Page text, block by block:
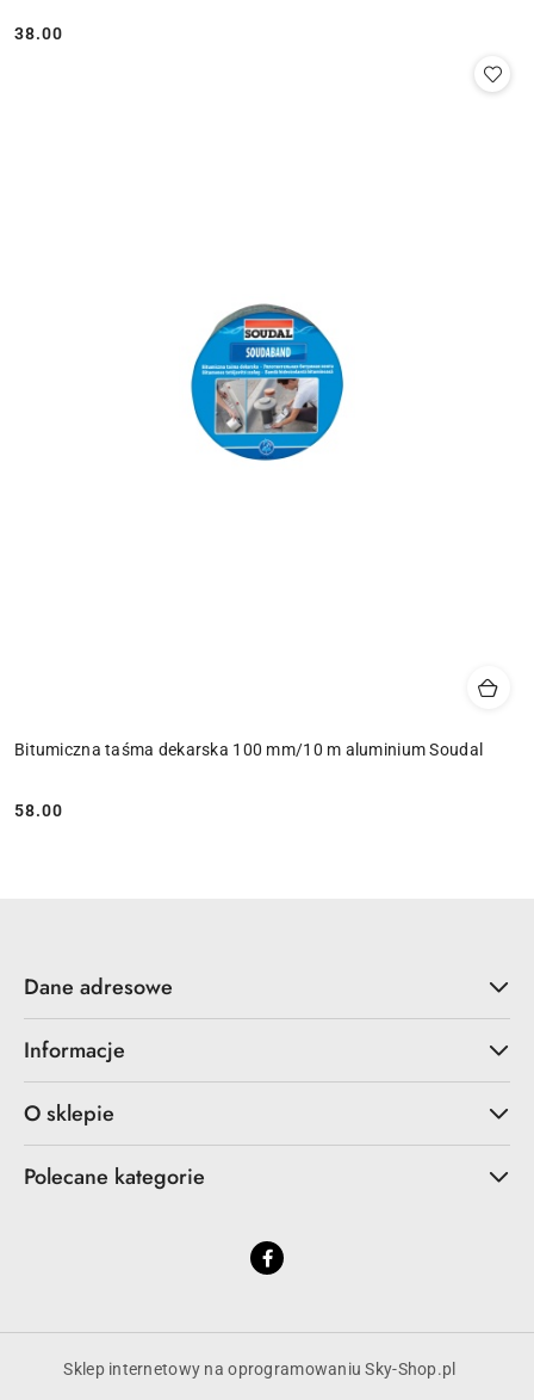
Cena:
38.00
Bitumiczna taśma dekarska 100 mm/10 m aluminium Soudal
Cena:
58.00
Dane adresowe
Informacje
O sklepie
Polecane kategorie
Sklep internetowy na oprogramowaniu Sky-Shop.pl